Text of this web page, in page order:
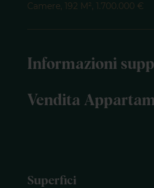
Camere, 192 M², 1.700.000 €
Informazioni
Vendita
Superfici